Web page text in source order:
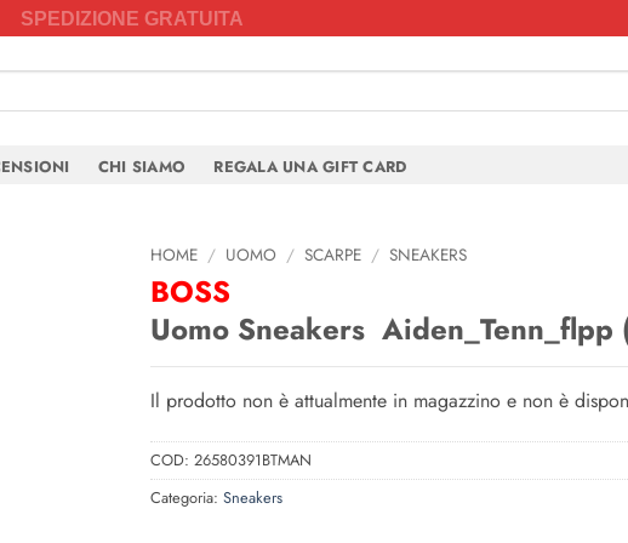
SPEDIZIONE GRATUITA
CHI SIAMO REGALA UNA GIFT CARD
HOME / UOMO / SCARPE / SNEAKERS
BOSS
Uomo Sneakers
Il prodotto non è attualmente in magazzino e non è
COD: 26580391BTMAN
Categoria: Sneakers